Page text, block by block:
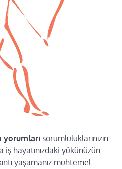
yorumları sorumluluklarınızın
iş hayatınızdaki yükünüzün
yaşamanız muhtemel.